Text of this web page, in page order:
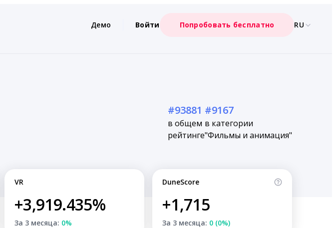
Демо Войти Попробовать бесплатно RU
#93881
в общем
рейтинге
#9167
в категории
"Фильмы и анимация"
VR
+3,919.435%
За 3 месяца: 0%
DuneScore
+1,715
За 3 месяца: 0 (0%)